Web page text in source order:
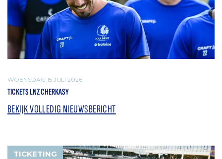
WOENSDAG 15 JULI 2026
TICKETS LNZ CHERKASY
BEKIJK VOLLEDIG NIEUWSBERICHT
TICKETING